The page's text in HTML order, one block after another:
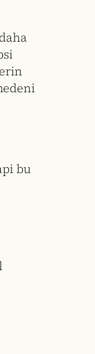
bu